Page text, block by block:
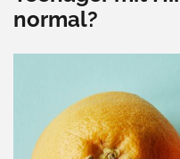
normal?